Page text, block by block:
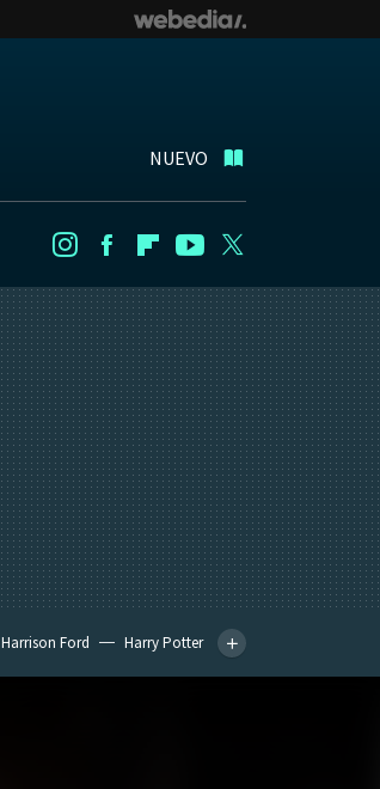
NUEVO
InstagramFacebookFlipboard
Youtube
Harrison Ford
Harry Potter